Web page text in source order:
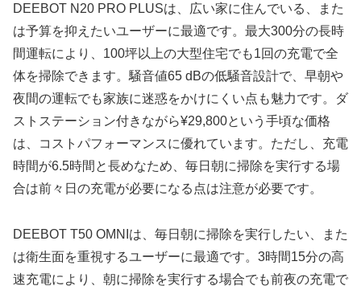
DEEBOT N20 PRO PLUSは、広い家に住んでいる、また
は予算を抑えたいユーザーに最適です。最大300分の長時
間運転により、100坪以上の大型住宅でも1回の充電で全
体を掃除できます。騒音値65 dBの低騒音設計で、早朝や
夜間の運転でも家族に迷惑をかけにくい点も魅力です。ダ
ストステーション付きながら¥29,800という手頃な価格
は、コストパフォーマンスに優れています。ただし、充電
時間が6.5時間と長めなため、毎日朝に掃除を実行する場
合は前々日の充電が必要になる点は注意が必要です。
DEEBOT T50 OMNIは、毎日朝に掃除を実行したい、また
は衛生面を重視するユーザーに最適です。3時間15分の高
速充電により、朝に掃除を実行する場合でも前夜の充電で